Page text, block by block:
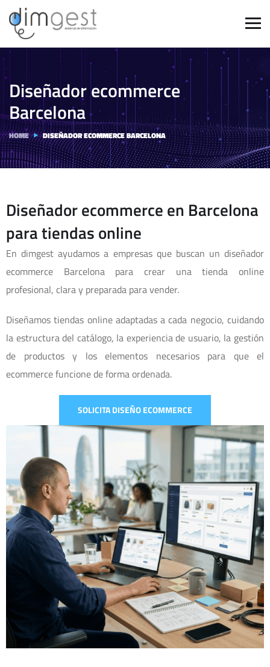
Diseñador ecommerce
Barcelona
HOME DISEÑADOR ECOMMERCE BARCELONA
Diseñador ecommerce en Barcelona
para tiendas online
En dimgest ayudamos a empresas que buscan un diseñador
ecommerce Barcelona para crear una tienda online
profesional, clara y preparada para vender.
Diseñamos tiendas online adaptadas a cada negocio, cuidando
la estructura del catálogo, la experiencia de usuario, la gestión
de productos y los elementos necesarios para que el
ecommerce funcione de forma ordenada.
SOLICITA DISEÑO ECOMMERCE